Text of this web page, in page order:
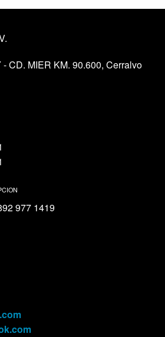
CD. MIER KM. 90.600, Cerralvo
977 1419